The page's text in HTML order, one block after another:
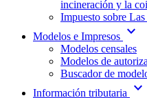
incineración y la
Impuesto sobre
Modelos e Impresos expand_more
Modelos censales
Modelos de
Buscador de
Información tributaria
expand_more